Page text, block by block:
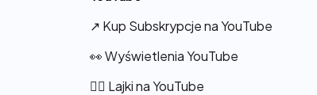
↗️ Kup Subskrypcje na YouTube
👀 Wyświetlenia YouTube
👍🏻 Lajki na YouTube